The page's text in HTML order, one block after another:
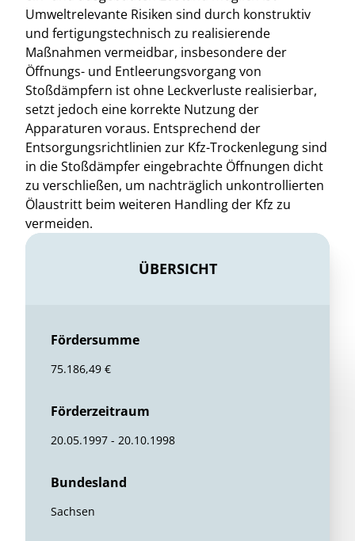
Umweltrelevante Risiken sind durch konstruktiv
und fertigungstechnisch zu realisierende
Maßnahmen vermeidbar, insbesondere der
Öffnungs- und Entleerungsvorgang von
Stoßdämpfern ist ohne Leckverluste realisierbar,
setzt jedoch eine korrekte Nutzung der
Apparaturen voraus. Entsprechend der
Entsorgungsrichtlinien zur Kfz-Trockenlegung sind
in die Stoßdämpfer eingebrachte Öffnungen dicht
zu verschließen, um nachträglich unkontrollierten
Ölaustritt beim weiteren Handling der Kfz zu
vermeiden.
ÜBERSICHT
Fördersumme
75.186,49 €
Förderzeitraum
20.05.1997 - 20.10.1998
Bundesland
Sachsen